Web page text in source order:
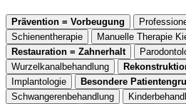
Prävention = Vorbeugung
Schienentherapie
Manuelle Therapie
Restauration = Zahnerhalt
Wurzelkanalbehandlung
Implantologie
Besondere
Schwangerenbehandlung